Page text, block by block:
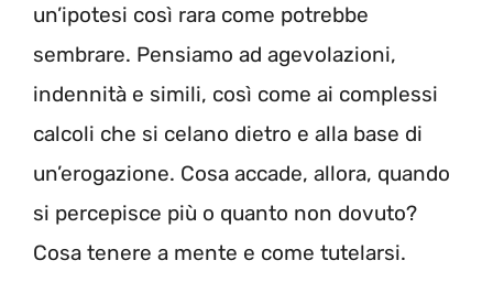
un’ipotesi così rara come potrebbe
sembrare. Pensiamo ad agevolazioni,
indennità e simili, così come ai complessi
calcoli che si celano dietro e alla base di
un’erogazione. Cosa accade, allora, quando
si percepisce più o quanto non dovuto?
Cosa tenere a mente e come tutelarsi.